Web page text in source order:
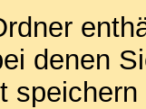
denen